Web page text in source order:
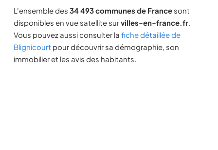
L'ensemble des 34 493 communes de France sont
disponibles en vue satellite survilles-en-france.fr.
Vous pouvez aussi consulter la fiche détaillée de
Blignicourt pour découvrir sa démographie, son
immobilier et les avis des habitants.